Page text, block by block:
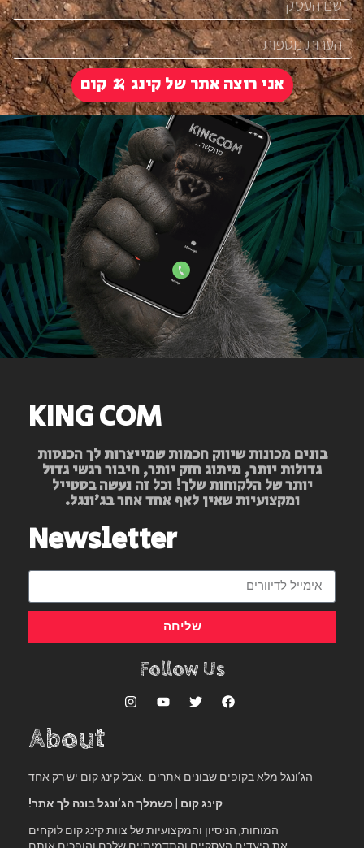
אני רוצה אתר של קינג 🍌 קום
KING COM
בונים מכונות שיווק חכמות שמייצרות לך הכנסות
גדולות יותר, מיתוג חזק יותר, חיבור רגשי גדול
יותר של הלקוחות שלך! וכל זה נעשה בסטייל
ומקצועיות שאין לאף אחד אחר בג’ונגל.
Newsletter
שליחה
Follow Us
About
הג’ונגל מלא בקופים שבונים אתרים ..אבל קינג קום יש רק אחד
קינג קום | כשמלך הג’ונגל בונה לך אתר!
המוחות, הניסיון והמקצועיות של צוות קינג קום לוקחים